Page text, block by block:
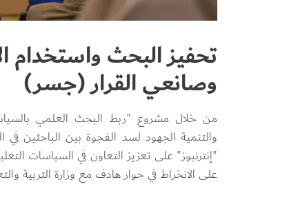
تحفيز البحث واستخدام
وصانعي القرار (جسر)
من خلال مشروع "ربط البحث العلمي
والتنمية الجهود لسد الفجوة بين الباحثين
"إنترنيوز" على تعزيز التعاون في السياسات
على الانخراط في حوار هادف مع وزارة التربية